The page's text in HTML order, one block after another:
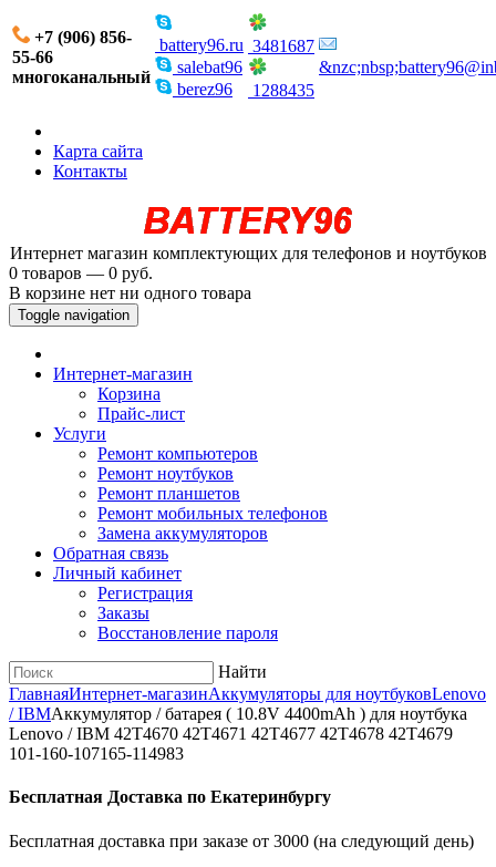
+7 (906) 856-
55-66
многоканальный
battery96.ru
salebat96
berez96
3481687
1288435
Карта сайта
Контакты
Интернет магазин комплектующих для телефонов и ноутбуков
0 товаров — 0 руб.
В корзине нет ни одного товара
Toggle navigation
Интернет-магазин
Корзина
Прайс-лист
Услуги
Ремонт компьютеров
Ремонт ноутбуков
Ремонт планшетов
Ремонт мобильных телефонов
Замена аккумуляторов
Обратная связь
Личный кабинет
Регистрация
Заказы
Восстановление пароля
Найти
ГлавнаяИнтернет-магазинАккумуляторы для ноутбуковLenovo
/ IBMАккумулятор / батарея ( 10.8V 4400mAh ) для ноутбука
Lenovo / IBM 42T4670 42T4671 42T4677 42T4678 42T4679
101-160-107165-114983
Бесплатная Доставка по Екатеринбургу
Бесплатная доставка при заказе от 3000 (на следующий день)